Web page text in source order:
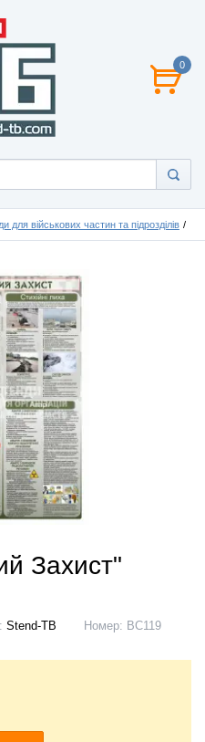
0
для військових частин та підрозділів
Захист"
Stend-TB Номер: ВС119